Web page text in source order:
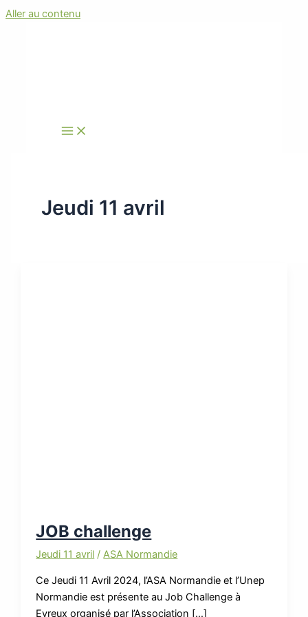
Aller au contenu
Jeudi 11 avril
JOB challenge
Jeudi 11 avril /ASA Normandie
Ce Jeudi 11 Avril 2024, l’ASA Normandie et l’Unep
Normandie est présente au Job Challenge à
Evreux organisé par l’Association […]